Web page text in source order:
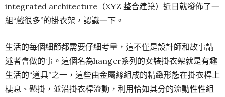
integrated architecture（XYZ 整合建築）近日就發佈了一
組“戲很多”的掛衣架，認識一下。
生活的每個細節都需要仔細考量，這不僅是設計師和故事講
述者會做的事。這個名為hanger系列的女裝掛衣架就是有趣
生活的“道具”之一，這些由金屬絲組成的精緻形態在掛衣桿上
棲息、懸掛，並沿掛衣桿流動，利用恰如其分的流動性性組